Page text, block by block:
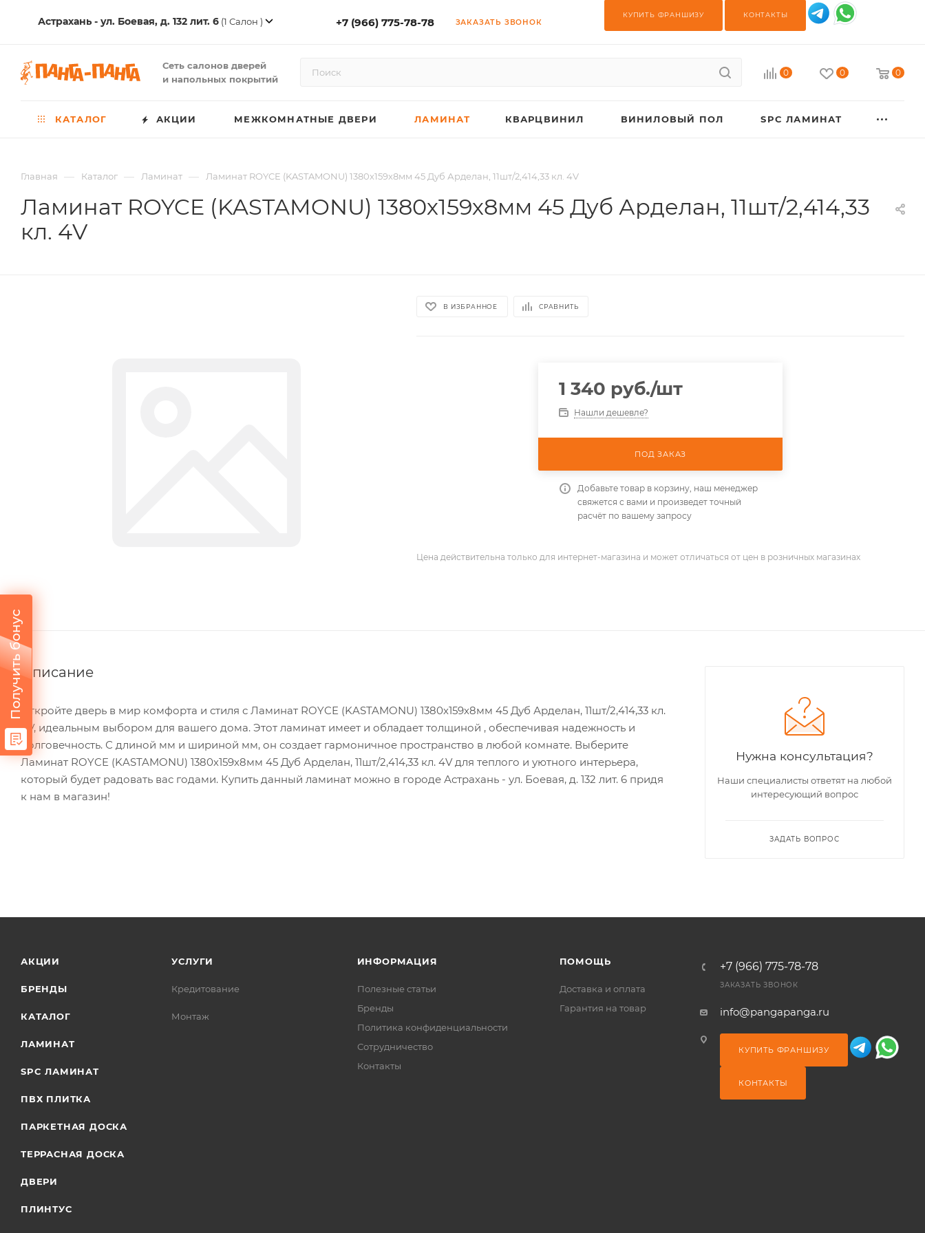
Астрахань - ул. Боевая, д. 132 лит. 6 (1 Салон ) +7 (966) 775-78-78 ЗАКАЗАТЬ ЗВОНОК
КУПИТЬ ФРАНШИЗУ КОНТАКТЫ
Сеть салонов дверей
и напольных покрытий
0 0 0
КАТАЛОГ АКЦИИ МЕЖКОМНАТНЫЕ ДВЕРИ ЛАМИНАТ КВАРЦВИНИЛ ВИНИЛОВЫЙ ПОЛ SPC ЛАМИНАТ
Главная — Каталог — Ламинат — Ламинат ROYCE (KASTAMONU) 1380х159х8мм 45 Дуб Арделан, 11шт/2,414,33 кл. 4V
Ламинат ROYCE (KASTAMONU) 1380х159х8мм 45 Дуб Арделан, 11шт/2,414,33
кл. 4V
В ИЗБРАННОЕ СРАВНИТЬ
1 340 руб./шт
Нашли дешевле?
ПОД ЗАКАЗ
Добавьте товар в корзину, наш менеджер
свяжется с вами и произведет точный
расчёт по вашему запросу
Цена действительна только для интернет-магазина и может отличаться от цен в розничных магазинах
Описание
Откройте дверь в мир комфорта и стиля с Ламинат ROYCE (KASTAMONU) 1380х159х8мм 45 Дуб Арделан, 11шт/2,414,33 кл.
4V, идеальным выбором для вашего дома. Этот ламинат имеет и обладает толщиной , обеспечивая надежность и
долговечность. С длиной мм и шириной мм, он создает гармоничное пространство в любой комнате. Выберите
Ламинат ROYCE (KASTAMONU) 1380х159х8мм 45 Дуб Арделан, 11шт/2,414,33 кл. 4V для теплого и уютного интерьера,
который будет радовать вас годами. Купить данный ламинат можно в городе Астрахань - ул. Боевая, д. 132 лит. 6 придя
к нам в магазин!
Нужна консультация?
Наши специалисты ответят на любой
интересующий вопрос
ЗАДАТЬ ВОПРОС
АКЦИИ
БРЕНДЫ
КАТАЛОГ
ЛАМИНАТ
SPC ЛАМИНАТ
ПВХ ПЛИТКА
ПАРКЕТНАЯ ДОСКА
ТЕРРАСНАЯ ДОСКА
ДВЕРИ
ПЛИНТУС
УСЛУГИ
Кредитование
Монтаж
ИНФОРМАЦИЯ
Полезные статьи
Бренды
Политика конфиденциальности
Сотрудничество
Контакты
ПОМОЩЬ
Доставка и оплата
Гарантия на товар
+7 (966) 775-78-78
ЗАКАЗАТЬ ЗВОНОК
info@pangapanga.ru
КУПИТЬ ФРАНШИЗУ
КОНТАКТЫ
Получить бонус